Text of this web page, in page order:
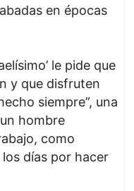
en épocas
le pide que
y que disfruten
siempre”, una
hombre
como
días por hacer